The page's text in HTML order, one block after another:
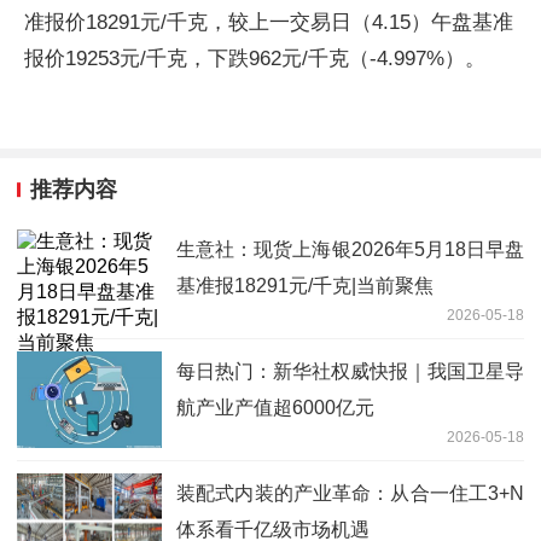
准报价18291元/千克，较上一交易日（4.15）午盘基准
报价19253元/千克，下跌962元/千克（-4.997%）。
推荐内容
生意社：现货上海银2026年5月18日早盘
基准报18291元/千克|当前聚焦
2026-05-18
每日热门：新华社权威快报｜我国卫星导
航产业产值超6000亿元
2026-05-18
装配式内装的产业革命：从合一住工3+N
体系看千亿级市场机遇